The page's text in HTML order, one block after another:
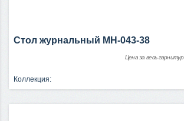
Стол журнальный МН-043-38
Цена за весь гарнитур
Коллекция: